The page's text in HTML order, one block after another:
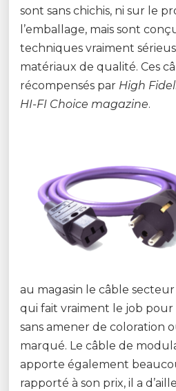
sont sans chichis, ni sur le
l’emballage, mais sont
techniques vraiment
matériaux de qualité. Ces
récompensés par High
HI-FI Choice magazine.
au magasin le câble
qui fait vraiment le job
sans amener de coloration
marqué. Le câble de
apporte également
rapporté à son prix, il a